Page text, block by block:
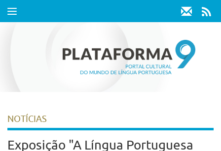
Toggle
NOTÍCIAS
Exposição "A Língua Portuguesa